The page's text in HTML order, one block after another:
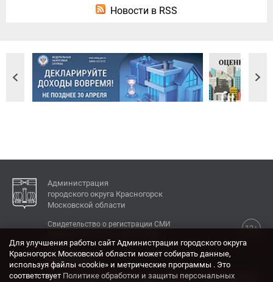
Новости в RSS
Администрация
городского округа Красногорск
Московской области
12+
Свидетельство о регистрации СМИ
КОНТАКТЫ
Адрес: 143404, Московская область, г. Красногорск,
Для улучшения работы сайт Администрации городского округа
Красногорск Московской области может собирать данные,
используя файлы «cookie» и метрические программы . Это
соответствует Политике обработки и защиты персональных